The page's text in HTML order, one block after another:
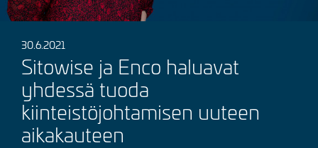
30.6.2021
Sitowise ja Enco haluavat
yhdessä tuoda
kiinteistöjohtamisen uuteen
aikakauteen